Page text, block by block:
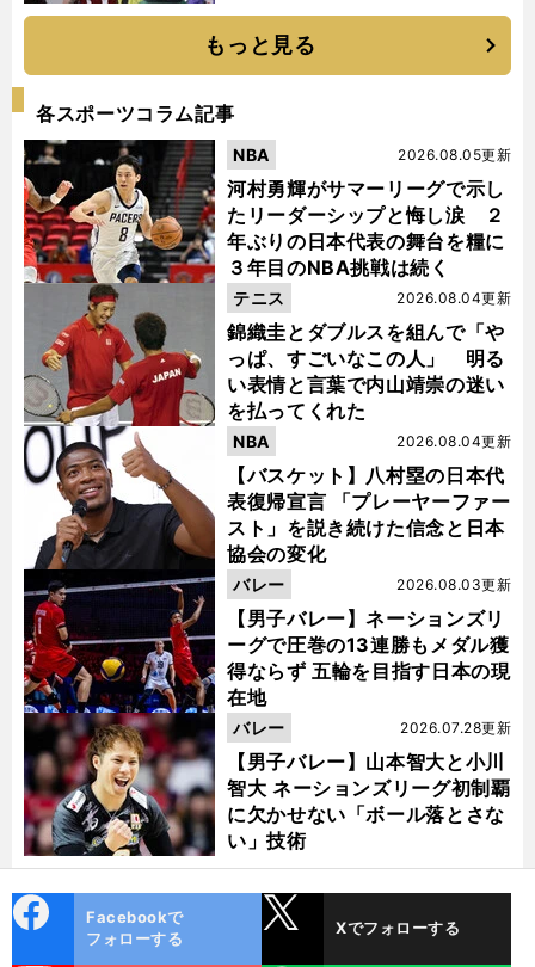
もっと見る
各スポーツコラム記事
河村勇輝がサマーリーグで示し
たリーダーシップと悔し涙 ２
年ぶりの日本代表の舞台を糧に
３年目のNBA挑戦は続く
2026.08.05更新
NBA
錦織圭とダブルスを組んで「や
っぱ、すごいなこの人」 明る
い表情と言葉で内山靖崇の迷い
を払ってくれた
2026.08.04更新
テニス
【バスケット】八村塁の日本代
表復帰宣言 「プレーヤーファー
スト」を説き続けた信念と日本
協会の変化
2026.08.04更新
NBA
【男子バレー】ネーションズリ
ーグで圧巻の13連勝もメダル獲
得ならず 五輪を目指す日本の現
在地
2026.08.03更新
バレー
【男子バレー】山本智大と小川
智大 ネーションズリーグ初制覇
に欠かせない「ボール落とさな
い」技術
2026.07.28更新
バレー
ok
Facebookで
フォローする
Xでフォローする